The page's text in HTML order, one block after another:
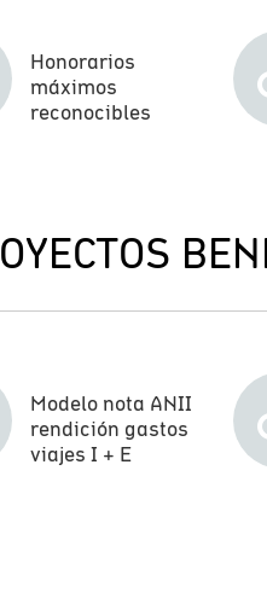
Honorarios
máximos
reconocibles
Modelo nota ANII
rendición gastos
viajes I + E